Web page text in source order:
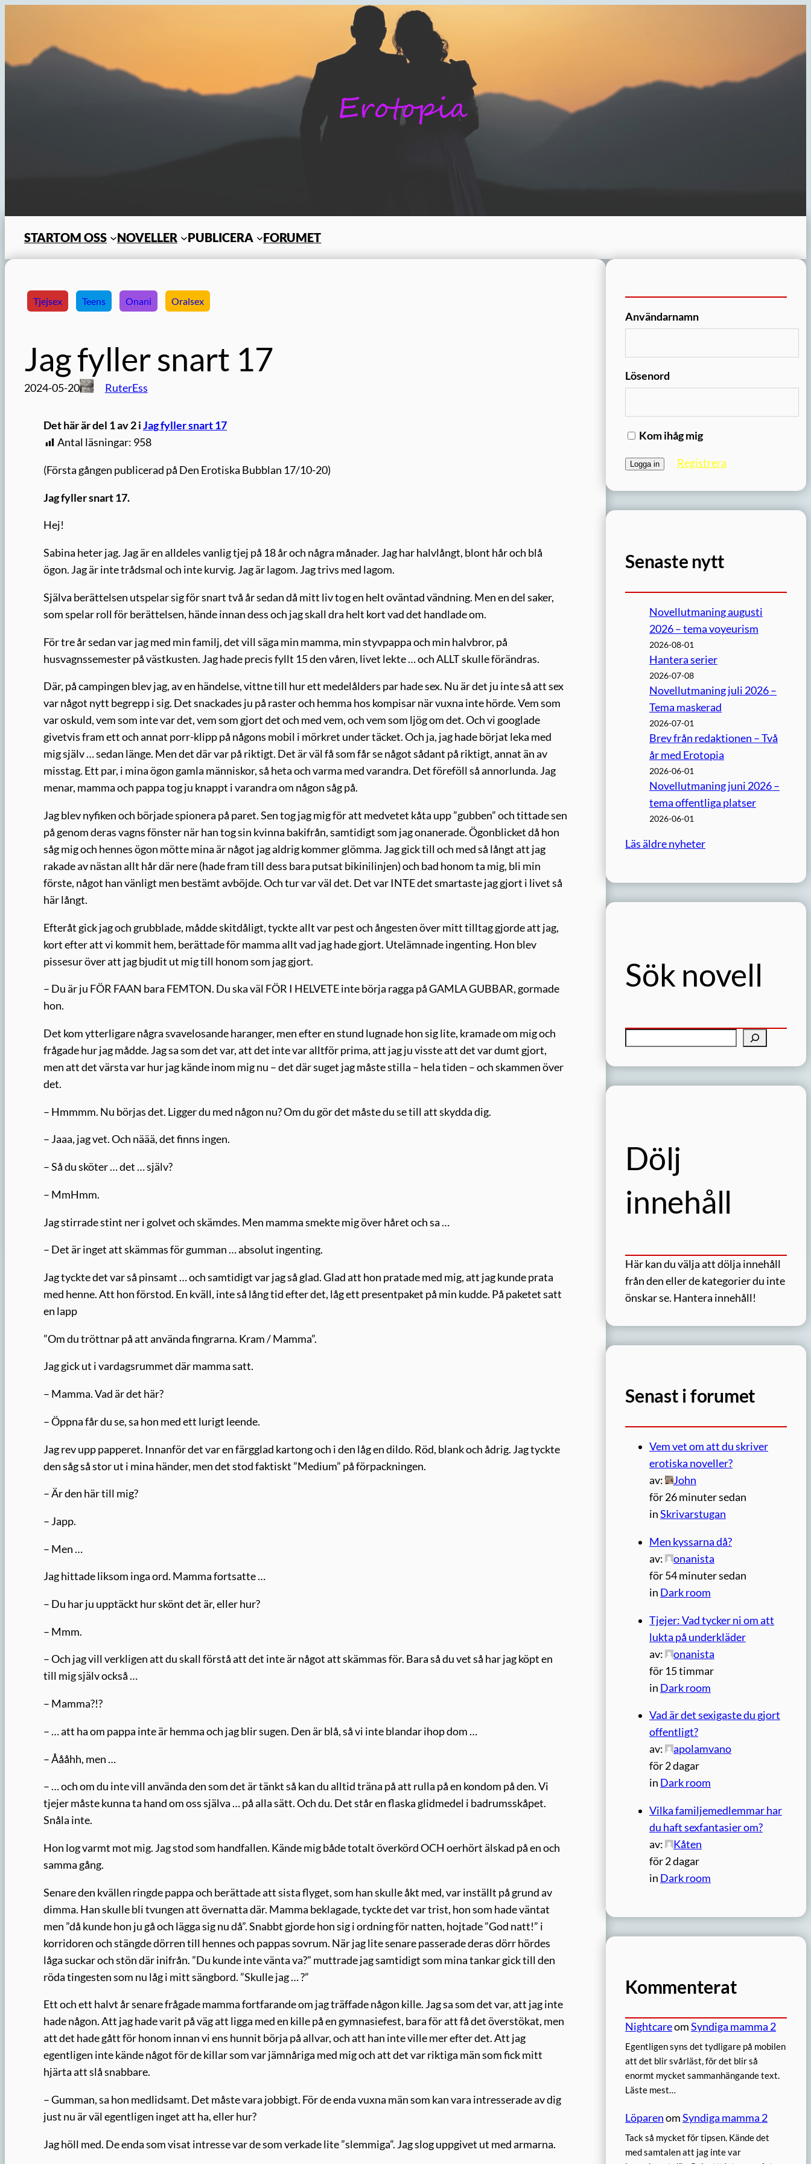
STARTOM OSS NOVELLER PUBLICERA FORUMET
Tjejsex Teens Onani Oralsex
Jag fyller snart 17
2024-05-20 RuterEss
Det här är del 1 av 2 iJag fyller snart 17
Antal läsningar: 958
(Första gången publicerad på Den Erotiska Bubblan 17/10-20)
Jag fyller snart 17.
Hej!
Sabina heter jag. Jag är en alldeles vanlig tjej på 18 år och några månader. Jag har halvlångt, blont hår och blå
ögon. Jag är inte trådsmal och inte kurvig. Jag är lagom. Jag trivs med lagom.
Själva berättelsen utspelar sig för snart två år sedan då mitt liv tog en helt oväntad vändning. Men en del saker,
som spelar roll för berättelsen, hände innan dess och jag skall dra helt kort vad det handlade om.
För tre år sedan var jag med min familj, det vill säga min mamma, min styvpappa och min halvbror, på
husvagnssemester på västkusten. Jag hade precis fyllt 15 den våren, livet lekte … och ALLT skulle förändras.
Där, på campingen blev jag, av en händelse, vittne till hur ett medelålders par hade sex. Nu är det ju inte så att sex
var något nytt begrepp i sig. Det snackades ju på raster och hemma hos kompisar när vuxna inte hörde. Vem som
var oskuld, vem som inte var det, vem som gjort det och med vem, och vem som ljög om det. Och vi googlade
givetvis fram ett och annat porr-klipp på någons mobil i mörkret under täcket. Och ja, jag hade börjat leka med
mig själv … sedan länge. Men det där var på riktigt. Det är väl få som får se något sådant på riktigt, annat än av
misstag. Ett par, i mina ögon gamla människor, så heta och varma med varandra. Det föreföll så annorlunda. Jag
menar, mamma och pappa tog ju knappt i varandra om någon såg på.
Jag blev nyfiken och började spionera på paret. Sen tog jag mig för att medvetet kåta upp ”gubben” och tittade sen
på genom deras vagns fönster när han tog sin kvinna bakifrån, samtidigt som jag onanerade. Ögonblicket då hon
såg mig och hennes ögon mötte mina är något jag aldrig kommer glömma. Jag gick till och med så långt att jag
rakade av nästan allt hår där nere (hade fram till dess bara putsat bikinilinjen) och bad honom ta mig, bli min
förste, något han vänligt men bestämt avböjde. Och tur var väl det. Det var INTE det smartaste jag gjort i livet så
här långt.
Efteråt gick jag och grubblade, mådde skitdåligt, tyckte allt var pest och ångesten över mitt tilltag gjorde att jag,
kort efter att vi kommit hem, berättade för mamma allt vad jag hade gjort. Utelämnade ingenting. Hon blev
pissesur över att jag bjudit ut mig till honom som jag gjort.
– Du är ju FÖR FAAN bara FEMTON. Du ska väl FÖR I HELVETE inte börja ragga på GAMLA GUBBAR, gormade
hon.
Det kom ytterligare några svavelosande haranger, men efter en stund lugnade hon sig lite, kramade om mig och
frågade hur jag mådde. Jag sa som det var, att det inte var alltför prima, att jag ju visste att det var dumt gjort,
men att det värsta var hur jag kände inom mig nu – det där suget jag måste stilla – hela tiden – och skammen över
det.
– Hmmmm. Nu börjas det. Ligger du med någon nu? Om du gör det måste du se till att skydda dig.
– Jaaa, jag vet. Och näää, det finns ingen.
– Så du sköter … det … själv?
– MmHmm.
Jag stirrade stint ner i golvet och skämdes. Men mamma smekte mig över håret och sa …
– Det är inget att skämmas för gumman … absolut ingenting.
Jag tyckte det var så pinsamt … och samtidigt var jag så glad. Glad att hon pratade med mig, att jag kunde prata
med henne. Att hon förstod. En kväll, inte så lång tid efter det, låg ett presentpaket på min kudde. På paketet satt
en lapp
”Om du tröttnar på att använda fingrarna. Kram / Mamma”.
Jag gick ut i vardagsrummet där mamma satt.
– Mamma. Vad är det här?
– Öppna får du se, sa hon med ett lurigt leende.
Jag rev upp papperet. Innanför det var en färgglad kartong och i den låg en dildo. Röd, blank och ådrig. Jag tyckte
den såg så stor ut i mina händer, men det stod faktiskt ”Medium” på förpackningen.
– Är den här till mig?
– Japp.
– Men …
Jag hittade liksom inga ord. Mamma fortsatte …
– Du har ju upptäckt hur skönt det är, eller hur?
– Mmm.
– Och jag vill verkligen att du skall förstå att det inte är något att skämmas för. Bara så du vet så har jag köpt en
till mig själv också …
– Mamma?!?
– … att ha om pappa inte är hemma och jag blir sugen. Den är blå, så vi inte blandar ihop dom …
– Åååhh, men …
– … och om du inte vill använda den som det är tänkt så kan du alltid träna på att rulla på en kondom på den. Vi
tjejer måste kunna ta hand om oss själva … på alla sätt. Och du. Det står en flaska glidmedel i badrumsskåpet.
Snåla inte.
Hon log varmt mot mig. Jag stod som handfallen. Kände mig både totalt överkörd OCH oerhört älskad på en och
samma gång.
Senare den kvällen ringde pappa och berättade att sista flyget, som han skulle åkt med, var inställt på grund av
dimma. Han skulle bli tvungen att övernatta där. Mamma beklagade, tyckte det var trist, hon som hade väntat
men ”då kunde hon ju gå och lägga sig nu då”. Snabbt gjorde hon sig i ordning för natten, hojtade ”God natt!” i
korridoren och stängde dörren till hennes och pappas sovrum. När jag lite senare passerade deras dörr hördes
låga suckar och stön där inifrån. ”Du kunde inte vänta va?” muttrade jag samtidigt som mina tankar gick till den
röda tingesten som nu låg i mitt sängbord. ”Skulle jag … ?”
Ett och ett halvt år senare frågade mamma fortfarande om jag träffade någon kille. Jag sa som det var, att jag inte
hade någon. Att jag hade varit på väg att ligga med en kille på en gymnasiefest, bara för att få det överstökat, men
att det hade gått för honom innan vi ens hunnit börja på allvar, och att han inte ville mer efter det. Att jag
egentligen inte kände något för de killar som var jämnåriga med mig och att det var riktiga män som fick mitt
hjärta att slå snabbare.
– Gumman, sa hon medlidsamt. Det måste vara jobbigt. För de enda vuxna män som kan vara intresserade av dig
just nu är väl egentligen inget att ha, eller hur?
Jag höll med. De enda som visat intresse var de som verkade lite ”slemmiga”. Jag slog uppgivet ut med armarna.
Användarnamn
Lösenord
Kom ihåg mig
Registrera
Senaste nytt
Novellutmaning augusti
2026 – tema voyeurism
2026-08-01
Hantera serier
2026-07-08
Novellutmaning juli 2026 –
Tema maskerad
2026-07-01
Brev från redaktionen – Två
år med Erotopia
2026-06-01
Novellutmaning juni 2026 –
tema offentliga platser
2026-06-01
Läs äldre nyheter
Sök novell
k
Dölj
innehåll
Här kan du välja att dölja innehåll
från den eller de kategorier du inte
önskar se. Hantera innehåll!
Senast i forumet
Vem vet om att du skriver
erotiska noveller?
av:
John
för 26 minuter sedan
inSkrivarstugan
Men kyssarna då?
av:
onanista
för 54 minuter sedan
in Dark room
Tjejer: Vad tycker ni om att
lukta på underkläder
av:
onanista
för 15 timmar
in Dark room
Vad är det sexigaste du gjort
offentligt?
av:
apolamvano
för 2 dagar
in Dark room
Vilka familjemedlemmar har
du haft sexfantasier om?
av:
Kåten
för 2 dagar
in Dark room
Kommenterat
NightcareomSyndiga mamma 2
Egentligen syns det tydligare på mobilen
att det blir svårläst, för det blir så
enormt mycket sammanhängande text.
Läste mest…
LöparenomSyndiga mamma 2
Tack så mycket för tipsen. Kände det
med samtalen att jag inte var